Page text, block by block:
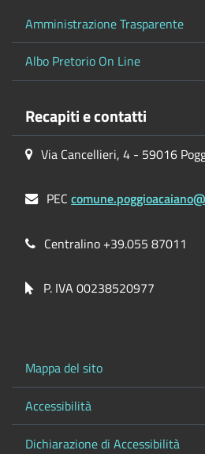
Amministrazione Trasparente
Albo Pretorio On Line
Recapiti e contatti
Via Cancellieri, 4 - 59016
PEC
Centralino +39.055 87011
P. IVA 00238520977
Mappa del sito
Accessibilità
Dichiarazione di Accessibilità